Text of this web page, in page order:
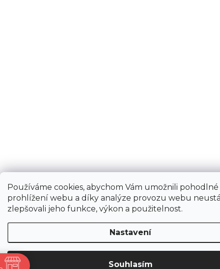
Používáme cookies, abychom Vám umožnili pohodlné
prohlížení webu a díky analýze provozu webu
zlepšovali jeho funkce, výkon a použitelnost.
Nastavení
Souhlasím